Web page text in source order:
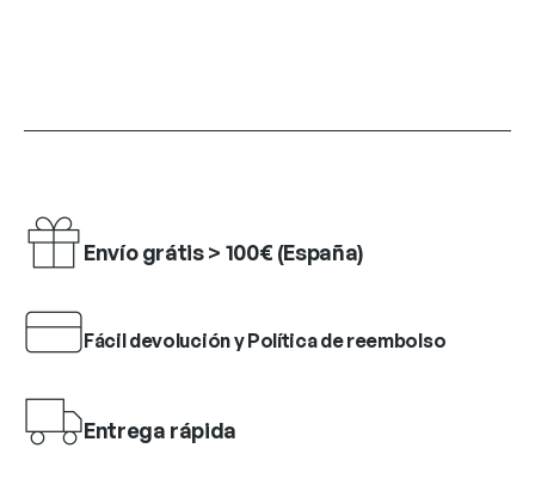
Envío grátis > 100€ (España)
Fácil devolución y Política de reembolso
Entrega rápida